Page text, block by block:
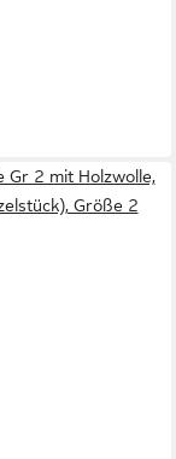
Gr 2 mit Holzwolle,
Größe 2